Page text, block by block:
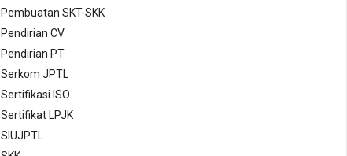
Pembuatan SKT-SKK
Pendirian CV
Pendirian PT
Serkom JPTL
Sertifikasi ISO
Sertifikat LPJK
SIUJPTL